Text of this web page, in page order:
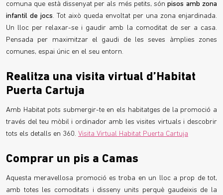
comuna que està dissenyat per als més petits, sónpisos amb zona
infantil de jocs. Tot això queda envoltat per una zona enjardinada.
Un lloc per relaxar-se i gaudir amb la comoditat de ser a casa.
Pensada per maximitzar el gaudi de les seves àmplies zones
comunes, espai únic en el seu entorn.
Realitza una visita virtual d’Habitat
Puerta Cartuja
Amb Habitat pots submergir-te en els habitatges de la promoció a
través del teu mòbil i ordinador amb les visites virtuals i descobrir
tots els detalls en 360. Visita Virtual Habitat Puerta Cartuja
Comprar un pis a Camas
Aquesta meravellosa promoció es troba en un lloc a prop de tot,
amb totes les comoditats i disseny units perquè gaudeixis de la